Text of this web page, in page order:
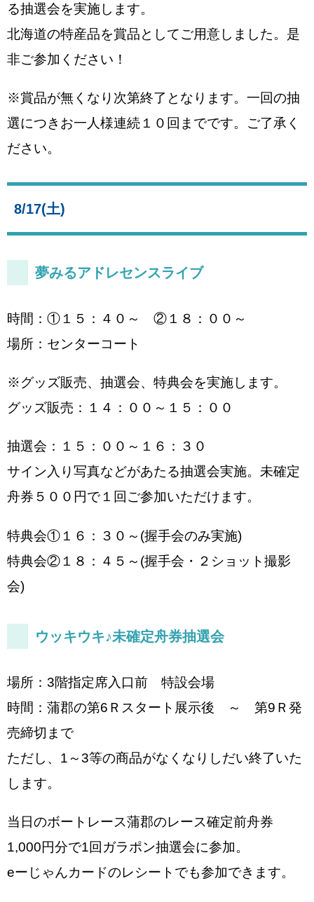
る抽選会を実施します。
北海道の特産品を賞品としてご用意しました。是
非ご参加ください！
※賞品が無くなり次第終了となります。一回の抽
選につきお一人様連続１０回までです。ご了承く
ださい。
8/17(土)
夢みるアドレセンスライブ
時間：①１５：４０～ ②１８：００～
場所：センターコート
※グッズ販売、抽選会、特典会を実施します。
グッズ販売：１４：００～１５：００
抽選会：１５：００～１６：３０
サイン入り写真などがあたる抽選会実施。未確定
舟券５００円で１回ご参加いただけます。
特典会①１６：３０～(握手会のみ実施)
特典会②１８：４５～(握手会・２ショット撮影
会)
ウッキウキ♪未確定舟券抽選会
場所：3階指定席入口前 特設会場
時間：蒲郡の第6Ｒスタート展示後 ～ 第9Ｒ発
売締切まで
ただし、1～3等の商品がなくなりしだい終了いた
します。
当日のボートレース蒲郡のレース確定前舟券
1,000円分で1回ガラポン抽選会に参加。
eーじゃんカードのレシートでも参加できます。